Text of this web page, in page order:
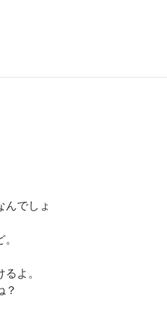
んでしょ
よ。
？